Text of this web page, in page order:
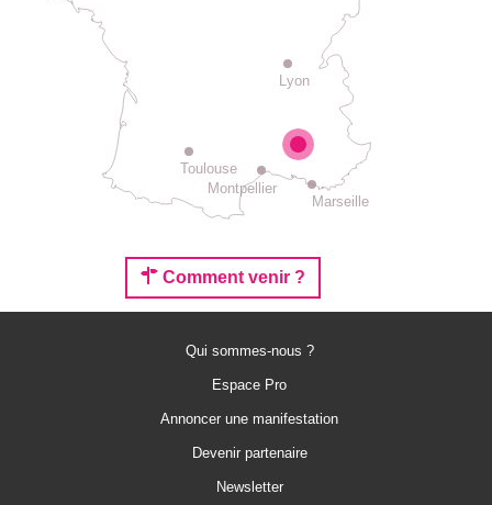
Lyon
Montpellier
Toulouse
Marseille
Comment venir ?
Qui sommes-nous ?
Espace Pro
Annoncer une manifestation
Devenir partenaire
Newsletter